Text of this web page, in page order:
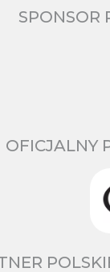
SPONSOR
OFICJALNY